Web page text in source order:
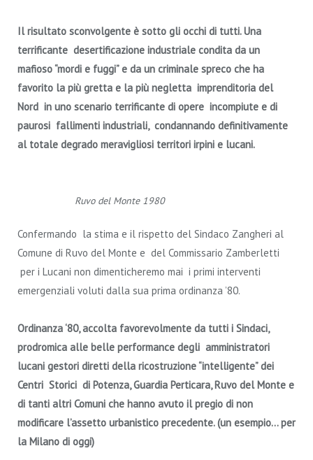
Il risultato sconvolgente è sotto gli occhi di tutti. Una
terrificante desertificazione industriale condita da un
mafioso “mordi e fuggi” e da un criminale spreco che ha
favorito la più gretta e la più negletta imprenditoria del
Nord in uno scenario terrificante di opere incompiute e di
paurosi fallimenti industriali, condannando definitivamente
al totale degrado meravigliosi territori irpini e lucani.
Ruvo del Monte 1980
Confermando la stima e il rispetto del Sindaco Zangheri al
Comune di Ruvo del Monte e del Commissario Zamberletti
per i Lucani non dimenticheremo mai i primi interventi
emergenziali voluti dalla sua prima ordinanza ’80.
Ordinanza ‘80, accolta favorevolmente da tutti i Sindaci,
prodromica alle belle performance degli amministratori
lucani gestori diretti della ricostruzione “intelligente” dei
Centri Storici di Potenza, Guardia Perticara, Ruvo del Monte e
di tanti altri Comuni che hanno avuto il pregio di non
modificare l’assetto urbanistico precedente. (un esempio… per
la Milano di oggi)